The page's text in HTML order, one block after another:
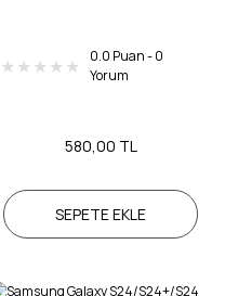
0.0 Puan - 0
Yorum
580,00 TL
SEPETE EKLE